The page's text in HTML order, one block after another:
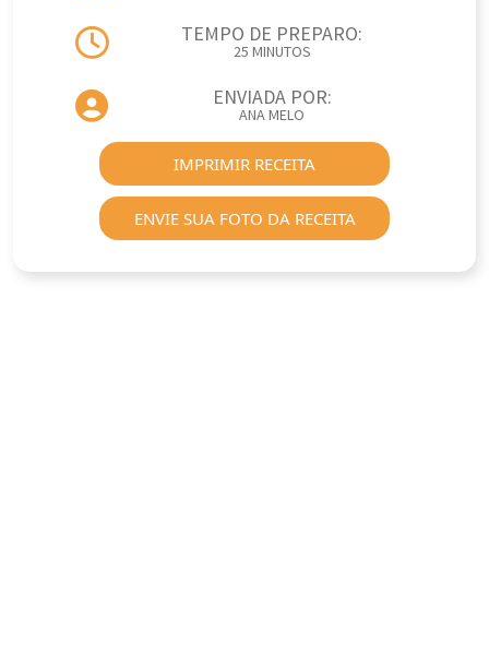
TEMPO DE PREPARO:
25 MINUTOS
ENVIADA POR:
ANA MELO
IMPRIMIR RECEITA
ENVIE SUA FOTO DA RECEITA